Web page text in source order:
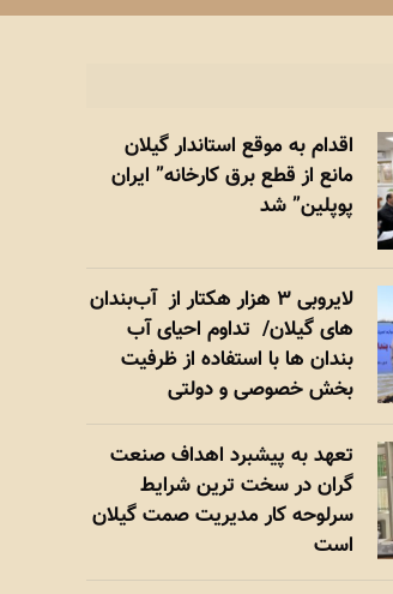
اقدام به‌ موقع استاندار گیلان
مانع از قطع برق کارخانه” ایران
پوپلین” شد
لایروبی ۳ هزار هکتار از آب‌بندان
های گیلان/ تداوم احیای آب
بندان ها با استفاده از ظرفیت
بخش خصوصی و دولتی
تعهد به پیشبرد اهداف صنعت
گران در سخت ترین شرایط
سرلوحه کار مدیریت صمت گیلان
است